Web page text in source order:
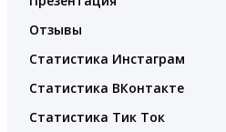
Отзывы
Статистика Инстаграм
Статистика ВКонтакте
Статистика Тик Ток